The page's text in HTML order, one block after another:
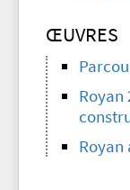
ŒUVRES
Royan
Royan